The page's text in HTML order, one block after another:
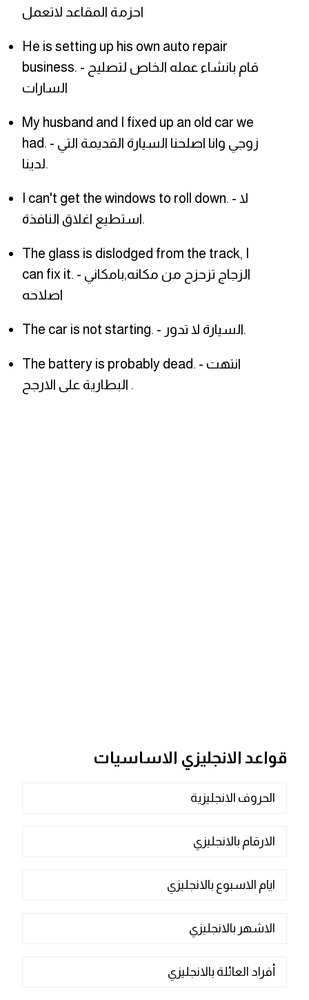
احزمة المقاعد لاتعمل
He is setting up his own auto repair
business. - قام بانشاء عمله الخاص لتصليح
السارات
My husband and I fixed up an old car we
had. - زوجي وانا اصلحنا السيارة القديمة التي
لدينا.
I can't get the windows to roll down. - لا
استطيع اغلاق النافذة.
The glass is dislodged from the track, I
can fix it. - الزجاج تزحزح من مكانه,بامكاني
اصلاحه
The car is not starting. - السيارة لا تدور.
The battery is probably dead. - انتهت
البطارية على الارجح .
قواعد الانجليزي الاساسيات
الحروف الانجليزية
الارقام بالانجليزي
ايام الاسبوع بالانجليزي
الاشهر بالانجليزي
أفراد العائلة بالانجليزي